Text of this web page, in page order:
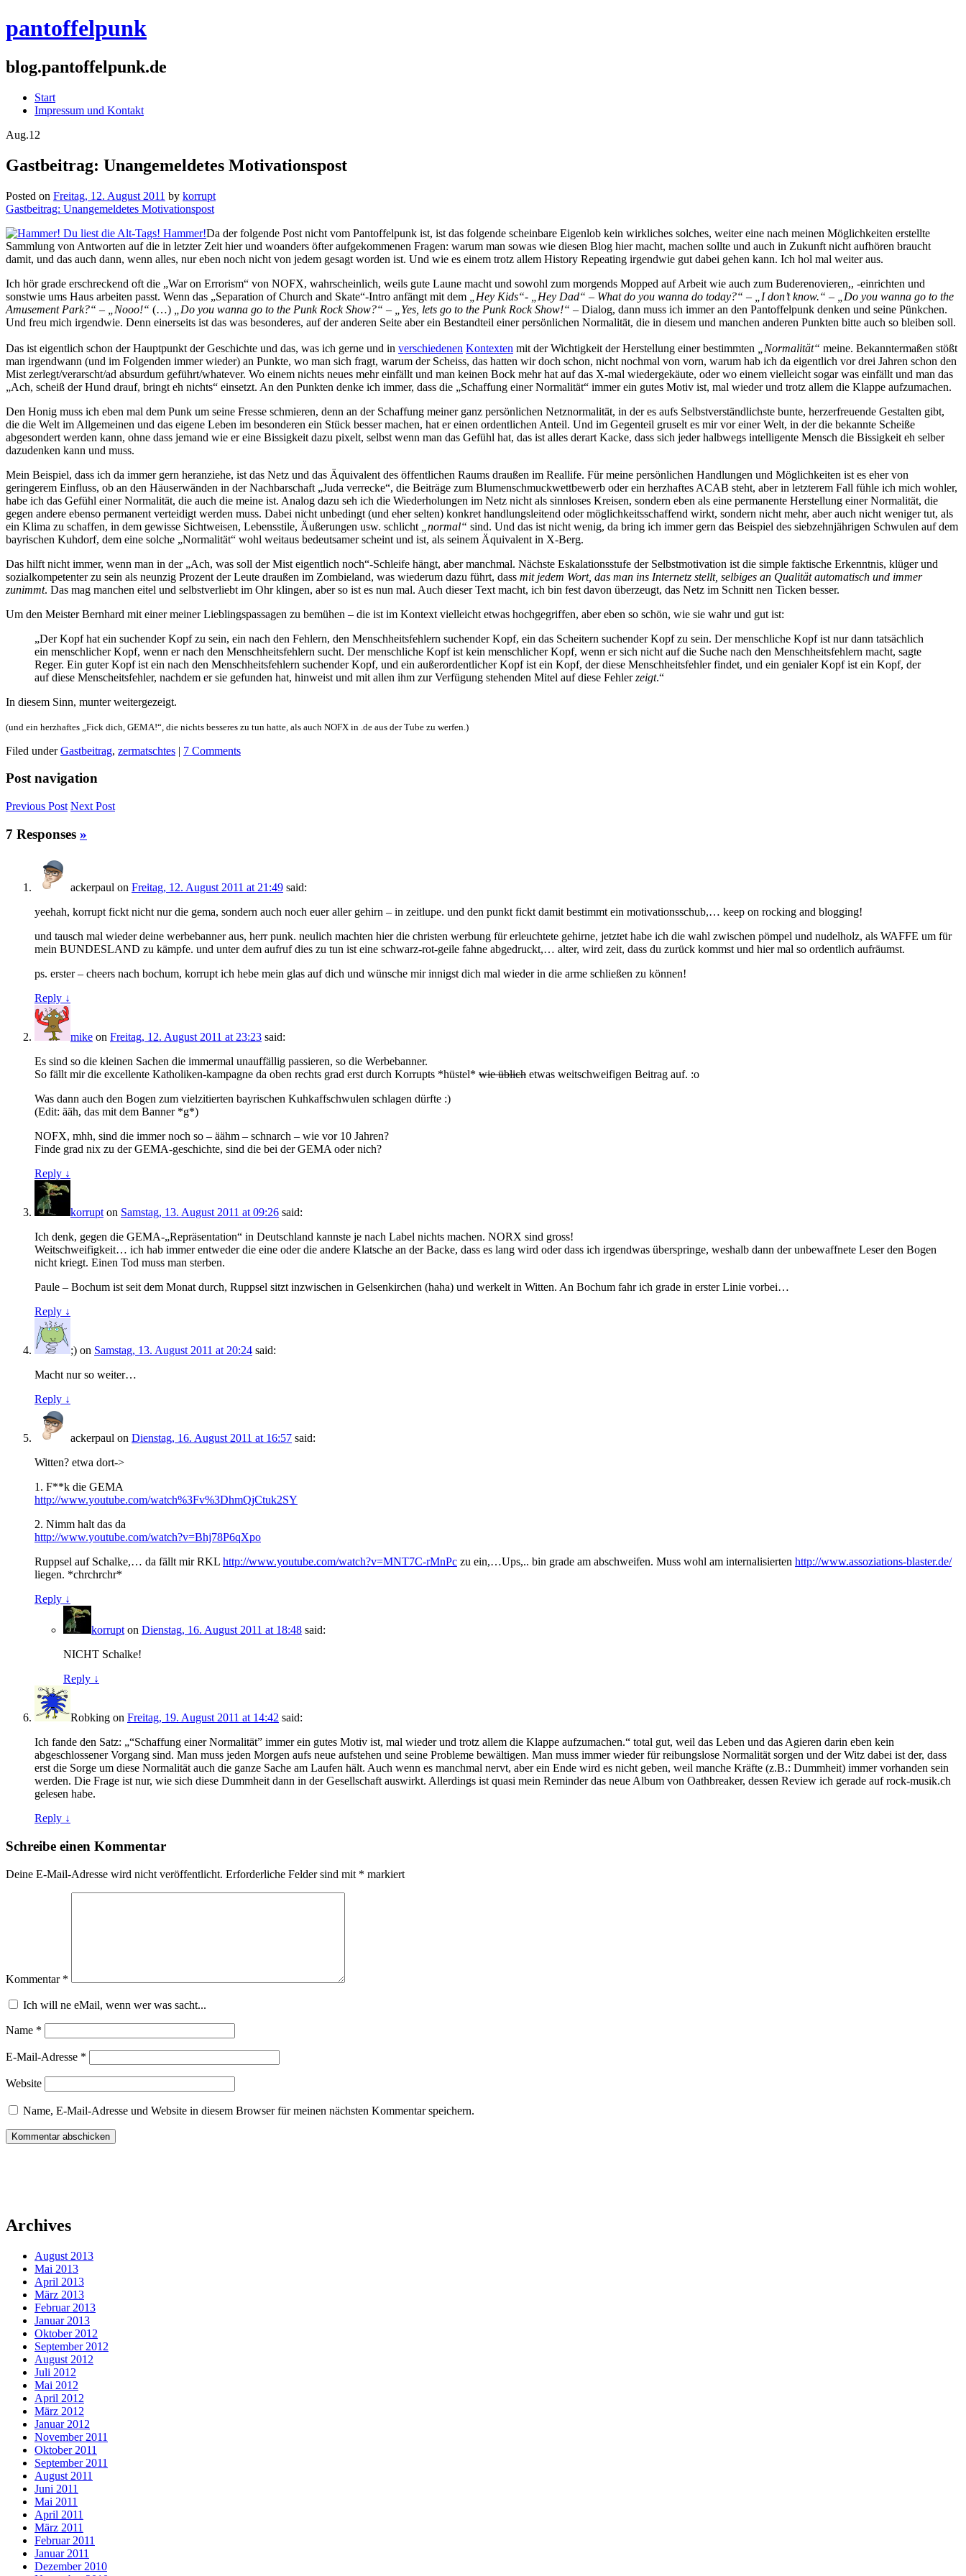
pantoffelpunk
blog.pantoffelpunk.de
Start
Impressum und Kontakt
Aug.12
Gastbeitrag: Unangemeldetes Motivationspost
Posted on Freitag, 12. August 2011 by korrupt
Gastbeitrag: Unangemeldetes Motivationspost
Da der folgende Post nicht vom Pantoffelpunk ist, ist das folgende scheinbare Eigenlob kein wirkliches solches, weiter eine nach meinen Möglichkeiten erstellte
Sammlung von Antworten auf die in letzter Zeit hier und woanders öfter aufgekommenen Fragen: warum man sowas wie diesen Blog hier macht, machen sollte und auch in Zukunft nicht aufhören braucht
damit, und das auch dann, wenn alles, nur eben noch nicht von jedem gesagt worden ist. Und wie es einem trotz allem History Repeating irgendwie gut dabei gehen kann. Ich hol mal weiter aus.
Ich hör grade erschreckend oft die „War on Errorism“ von NOFX, wahrscheinlich, weils gute Laune macht und sowohl zum morgends Mopped auf Arbeit wie auch zum Buderenovieren,, -einrichten und
sonstwie ums Haus arbeiten passt. Wenn das „Separation of Church and Skate“-Intro anfängt mit dem
„Hey Kids“- „Hey Dad“ – What do you wanna do today?“ – „I don’t know.“ – „Do you wanna go to the
Amusement Park?“ – „Nooo!“ (…) „Do you wanna go to the Punk Rock Show?“ – „Yes, lets go to the Punk Rock Show!“ – Dialog, dann muss ich immer an den Pantoffelpunk denken und seine Pünkchen.
Und freu mich irgendwie. Denn einerseits ist das was besonderes, auf der anderen Seite aber ein Bestandteil einer persönlichen Normalität, die in diesem und manchen anderen Punkten bitte auch so bleiben soll.
Das ist eigentlich schon der Hauptpunkt der Geschichte und das, was ich gerne und in verschiedenen Kontexten mit der Wichtigkeit der Herstellung einer bestimmten „Normalität“ meine. Bekanntermaßen stößt
man irgendwann (und im Folgenden immer wieder) an Punkte, wo man sich fragt, warum der Scheiss, das hatten wir doch schon, nicht nochmal von vorn, warum hab ich da eigentlich vor drei Jahren schon den
Mist zerlegt/verarscht/ad absurdum geführt/whatever. Wo einem nichts neues mehr einfällt und man keinen Bock mehr hat auf das X-mal wiedergekäute, oder wo einem vielleicht sogar was einfällt und man das
„Ach, scheiß der Hund drauf, bringt eh nichts“ einsetzt. An den Punkten denke ich immer, dass die „Schaffung einer Normalität“ immer ein gutes Motiv ist, mal wieder und trotz allem die Klappe aufzumachen.
Den Honig muss ich eben mal dem Punk um seine Fresse schmieren, denn an der Schaffung meiner ganz persönlichen Netznormalität, in der es aufs Selbstverständlichste bunte, herzerfreuende Gestalten gibt,
die die Welt im Allgemeinen und das eigene Leben im besonderen ein Stück besser machen, hat er einen ordentlichen Anteil. Und im Gegenteil gruselt es mir vor einer Welt, in der die bekannte Scheiße
abgesondert werden kann, ohne dass jemand wie er eine Bissigkeit dazu pixelt, selbst wenn man das Gefühl hat, das ist alles derart Kacke, dass sich jeder halbwegs intelligente Mensch die Bissigkeit eh selber
dazudenken kann und muss.
Mein Beispiel, dass ich da immer gern heranziehe, ist das Netz und das Äquivalent des öffentlichen Raums draußen im Reallife. Für meine persönlichen Handlungen und Möglichkeiten ist es eher von
geringerem Einfluss, ob an den Häuserwänden in der Nachbarschaft „Juda verrecke“, die Beiträge zum Blumenschmuckwettbewerb oder ein herzhaftes ACAB steht, aber in letzterem Fall fühle ich mich wohler,
habe ich das Gefühl einer Normalität, die auch die meine ist. Analog dazu seh ich die Wiederholungen im Netz nicht als sinnloses Kreisen, sondern eben als eine permanente Herstellung einer Normalität, die
gegen andere ebenso permanent verteidigt werden muss. Dabei nicht unbedingt (und eher selten) konkret handlungsleitend oder möglichkeitsschaffend wirkt, sondern nicht mehr, aber auch nicht weniger tut, als
ein Klima zu schaffen, in dem gewisse Sichtweisen, Lebensstile, Äußerungen usw. schlicht
„normal“ sind. Und das ist nicht wenig, da bring ich immer gern das Beispiel des siebzehnjährigen Schwulen auf dem
bayrischen Kuhdorf, dem eine solche „Normalität“ wohl weitaus bedeutsamer scheint und ist, als seinem Äquivalent in X-Berg.
Das hilft nicht immer, wenn man in der „Ach, was soll der Mist eigentlich noch“-Schleife hängt, aber manchmal. Nächste Eskalationsstufe der Selbstmotivation ist die simple faktische Erkenntnis, klüger und
sozialkompetenter zu sein als neunzig Prozent der Leute draußen im Zombieland, was wiederum dazu führt, dass mit jedem Wort, das man ins Internetz stellt, selbiges an Qualität automatisch und immer
zunimmt. Das mag manchen eitel und selbstverliebt im Ohr klingen, aber so ist es nun mal. Auch dieser Text macht, ich bin fest davon überzeugt, das Netz im Schnitt nen Ticken besser.
Um den Meister Bernhard mit einer meiner Lieblingspassagen zu bemühen – die ist im Kontext vielleicht etwas hochgegriffen, aber eben so schön, wie sie wahr und gut ist:
„Der Kopf hat ein suchender Kopf zu sein, ein nach den Fehlern, den Menschheitsfehlern suchender Kopf, ein das Scheitern suchender Kopf zu sein. Der menschliche Kopf ist nur dann tatsächlich
ein menschlicher Kopf, wenn er nach den Menschheitsfehlern sucht. Der menschliche Kopf ist kein menschlicher Kopf, wenn er sich nicht auf die Suche nach den Menschheitsfehlern macht, sagte
Reger. Ein guter Kopf ist ein nach den Menschheitsfehlern suchender Kopf, und ein außerordentlicher Kopf ist ein Kopf, der diese Menschheitsfehler findet, und ein genialer Kopf ist ein Kopf, der
auf diese Menscheitsfehler, nachdem er sie gefunden hat, hinweist und mit allen ihm zur Verfügung stehenden Mitel auf diese Fehlerzeigt.“
In diesem Sinn, munter weitergezeigt.
(und ein herzhaftes „Fick dich, GEMA!“, die nichts besseres zu tun hatte, als auch NOFX in .de aus der Tube zu werfen.)
Filed underGastbeitrag, zermatschtes | 7 Comments
Post navigation
Previous Post Next Post
7 Responses »
ackerpaul on Freitag, 12. August 2011 at 21:49 said:
yeehah, korrupt fickt nicht nur die gema, sondern auch noch euer aller gehirn – in zeitlupe. und den punkt fickt damit bestimmt ein motivationsschub,… keep on rocking and blogging!
und tausch mal wieder deine werbebanner aus, herr punk. neulich machten hier die christen werbung für erleuchtete gehirne, jetztet habe ich die wahl zwischen pömpel und nudelholz, als WAFFE um für
mein BUNDESLAND zu kämpfe. und unter dem aufruf dies zu tun ist eine schwarz-rot-geile fahne abgedruckt,… alter, wird zeit, dass du zurück kommst und hier mal so ordentlich aufräumst.
ps. erster – cheers nach bochum, korrupt ich hebe mein glas auf dich und wünsche mir innigst dich mal wieder in die arme schließen zu können!
Reply ↓
mike on Freitag, 12. August 2011 at 23:23 said:
Es sind so die kleinen Sachen die immermal unauffällig passieren, so die Werbebanner.
So fällt mir die excellente Katholiken-kampagne da oben rechts grad erst durch Korrupts *hüstel* wie üblich etwas weitschweifigen Beitrag auf. :o
Was dann auch den Bogen zum vielzitierten bayrischen Kuhkaffschwulen schlagen dürfte :)
(Edit: ääh, das mit dem Banner *g*)
NOFX, mhh, sind die immer noch so – äähm – schnarch – wie vor 10 Jahren?
Finde grad nix zu der GEMA-geschichte, sind die bei der GEMA oder nich?
Reply ↓
korrupton Samstag, 13. August 2011 at 09:26 said:
Ich denk, gegen die GEMA-„Repräsentation“ in Deutschland kannste je nach Label nichts machen. NORX sind gross!
Weitschweifigkeit… ich hab immer entweder die eine oder die andere Klatsche an der Backe, dass es lang wird oder dass ich irgendwas überspringe, weshalb dann der unbewaffnete Leser den Bogen
nicht kriegt. Einen Tod muss man sterben.
Paule – Bochum ist seit dem Monat durch, Ruppsel sitzt inzwischen in Gelsenkirchen (haha) und werkelt in Witten. An Bochum fahr ich grade in erster Linie vorbei…
Reply ↓
;) on Samstag, 13. August 2011 at 20:24 said:
Macht nur so weiter…
Reply ↓
ackerpaul on Dienstag, 16. August 2011 at 16:57 said:
Witten? etwa dort->
1. F**k die GEMA
http://www.youtube.com/watch%3Fv%3DhmQjCtuk2SY
2. Nimm halt das da
http://www.youtube.com/watch?v=Bhj78P6qXpo
Ruppsel auf Schalke,… da fällt mir RKL http://www.youtube.com/watch?v=MNT7C-rMnPc zu ein,…Ups,.. bin grade am abschweifen. Muss wohl am internalisierten http://www.assoziations-blaster.de/
liegen. *chrchrchr*
Reply ↓
korrupton Dienstag, 16. August 2011 at 18:48 said:
NICHT Schalke!
Reply ↓
Robking on Freitag, 19. August 2011 at 14:42 said:
Ich fande den Satz: „“Schaffung einer Normalität” immer ein gutes Motiv ist, mal wieder und trotz allem die Klappe aufzumachen.“ total gut, weil das Leben und das Agieren darin eben kein
abgeschlossener Vorgang sind. Man muss jeden Morgen aufs neue aufstehen und seine Probleme bewältigen. Man muss immer wieder für reibungslose Normalität sorgen und der Witz dabei ist der, dass
erst die Sorge um diese Normalität auch die ganze Sache am Laufen hält. Auch wenn es manchmal nervt, aber ein Ende wird es nicht geben, weil manche Kräfte (z.B.: Dummheit) immer vorhanden sein
werden. Die Frage ist nur, wie sich diese Dummheit dann in der Gesellschaft auswirkt. Allerdings ist quasi mein Reminder das neue Album von Oathbreaker, dessen Review ich gerade auf rock-musik.ch
gelesen habe.
Reply ↓
Schreibe einen Kommentar
Deine E-Mail-Adresse wird nicht veröffentlicht. Erforderliche Felder sind mit * markiert
Kommentar *
Ich will ne eMail, wenn wer was sacht...
Name *
E-Mail-Adresse *
Website
Name, E-Mail-Adresse und Website in diesem Browser für meinen nächsten Kommentar speichern.
Archives
August 2013
Mai 2013
April 2013
März 2013
Februar 2013
Januar 2013
Oktober 2012
September 2012
August 2012
Juli 2012
Mai 2012
April 2012
März 2012
Januar 2012
November 2011
Oktober 2011
September 2011
August 2011
Juni 2011
Mai 2011
April 2011
März 2011
Februar 2011
Januar 2011
Dezember 2010